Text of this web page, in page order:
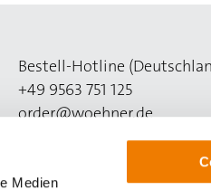
Medien
Bestell-Hotline
+49 9563 751 125
order@woehner.de
Technik-Hotline
+49 9563 751 508